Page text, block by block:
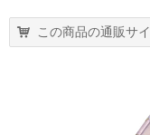
この商品の通販サ